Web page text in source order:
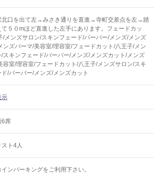
北口を出て左→みさき通りを直進→寺町交差点を左→踏
５０mほど直進した左手にあります。フェードカッ
/メンズサロン/スキンフェード/バーバー/メンズ/メンズ
ンズパーマ/美容室/理容室/フェードカット/八王子/メン
/スキンフェード/バーバー/メンズ/メンズカット/メンズ
容室/理容室/フェードカット/八王子/メンズサロン/スキ
/バーバー/メンズ/メンズカット
示
6席
ト4人
ンパーキングをご利用下さい。